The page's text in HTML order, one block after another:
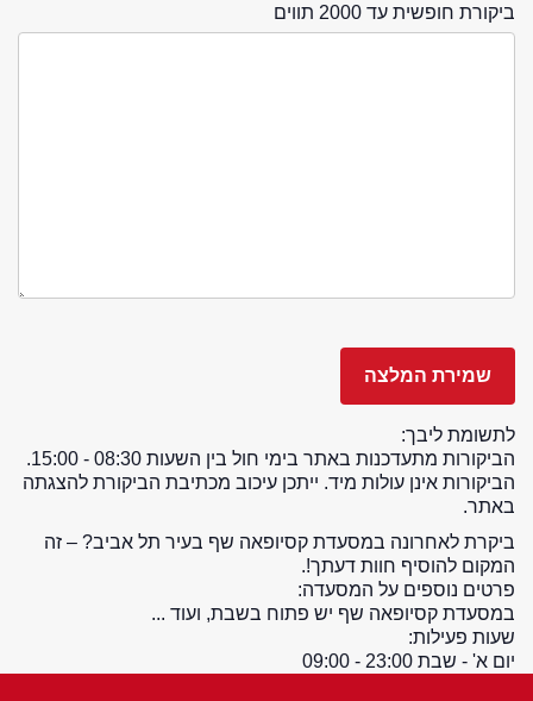
ביקורת חופשית עד 2000 תווים
לתשומת ליבך:
הביקורות מתעדכנות באתר בימי חול בין השעות 08:30 - 15:00.
הביקורות אינן עולות מיד. ייתכן עיכוב מכתיבת הביקורת להצגתה
באתר.
ביקרת לאחרונה במסעדת קסיופאה שף בעיר תל אביב? – זה
המקום להוסיף חוות דעתך!.
פרטים נוספים על המסעדה:
במסעדת קסיופאה שף יש פתוח בשבת, ועוד ...
שעות פעילות:
יום א' - שבת 23:00 - 09:00